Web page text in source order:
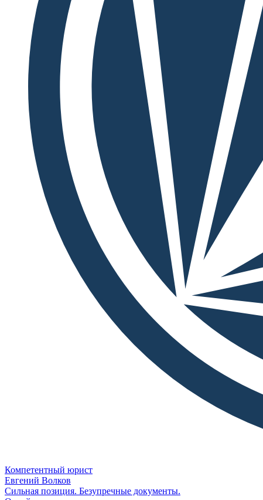
Компетентный юрист
Евгений Волков
Сильная позиция. Безупречные документы.